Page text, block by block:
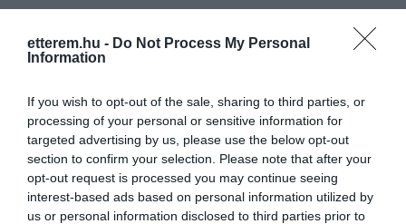
etterem.hu - Do Not Process My Personal
Information
If you wish to opt-out of the sale, sharing to third parties, or
processing of your personal or sensitive information for
targeted advertising by us, please use the below opt-out
section to confirm your selection. Please note that after your
opt-out request is processed you may continue seeing
interest-based ads based on personal information utilized by
us or personal information disclosed to third parties prior to